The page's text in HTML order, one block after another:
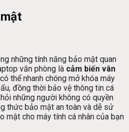
những tính năng bảo mật quan
văn phòng là cảm biến vân
thể nhanh chóng mở khóa máy
đồng thời bảo vệ thông tin cá
những người không có quyền
thức bảo mật an toàn và dễ sử
mật cho máy tính cá nhân của bạn